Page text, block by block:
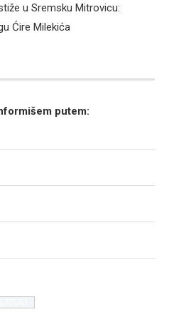
u Sremsku Mitrovicu:
Ćire Milekića
putem: